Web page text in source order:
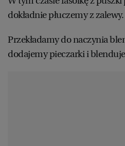
dokładnie płuczemy z zalewy.
Przekładamy do naczynia
dodajemy pieczarki i